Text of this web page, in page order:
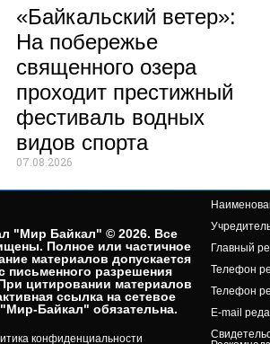
«Байкальский ветер»:
На побережье
священного озера
проходит престижный
фестиваль водных
видов спорта
07.08.2026
"Мир Байкал" © 2026. Все
Полное или частичное
материалов допускается
письменного разрешения
цитировании материалов
ссылка на сетевое
Байкал" обязательна.​
конфиденциальности
Главный
Телефон
Телефон
E-mail